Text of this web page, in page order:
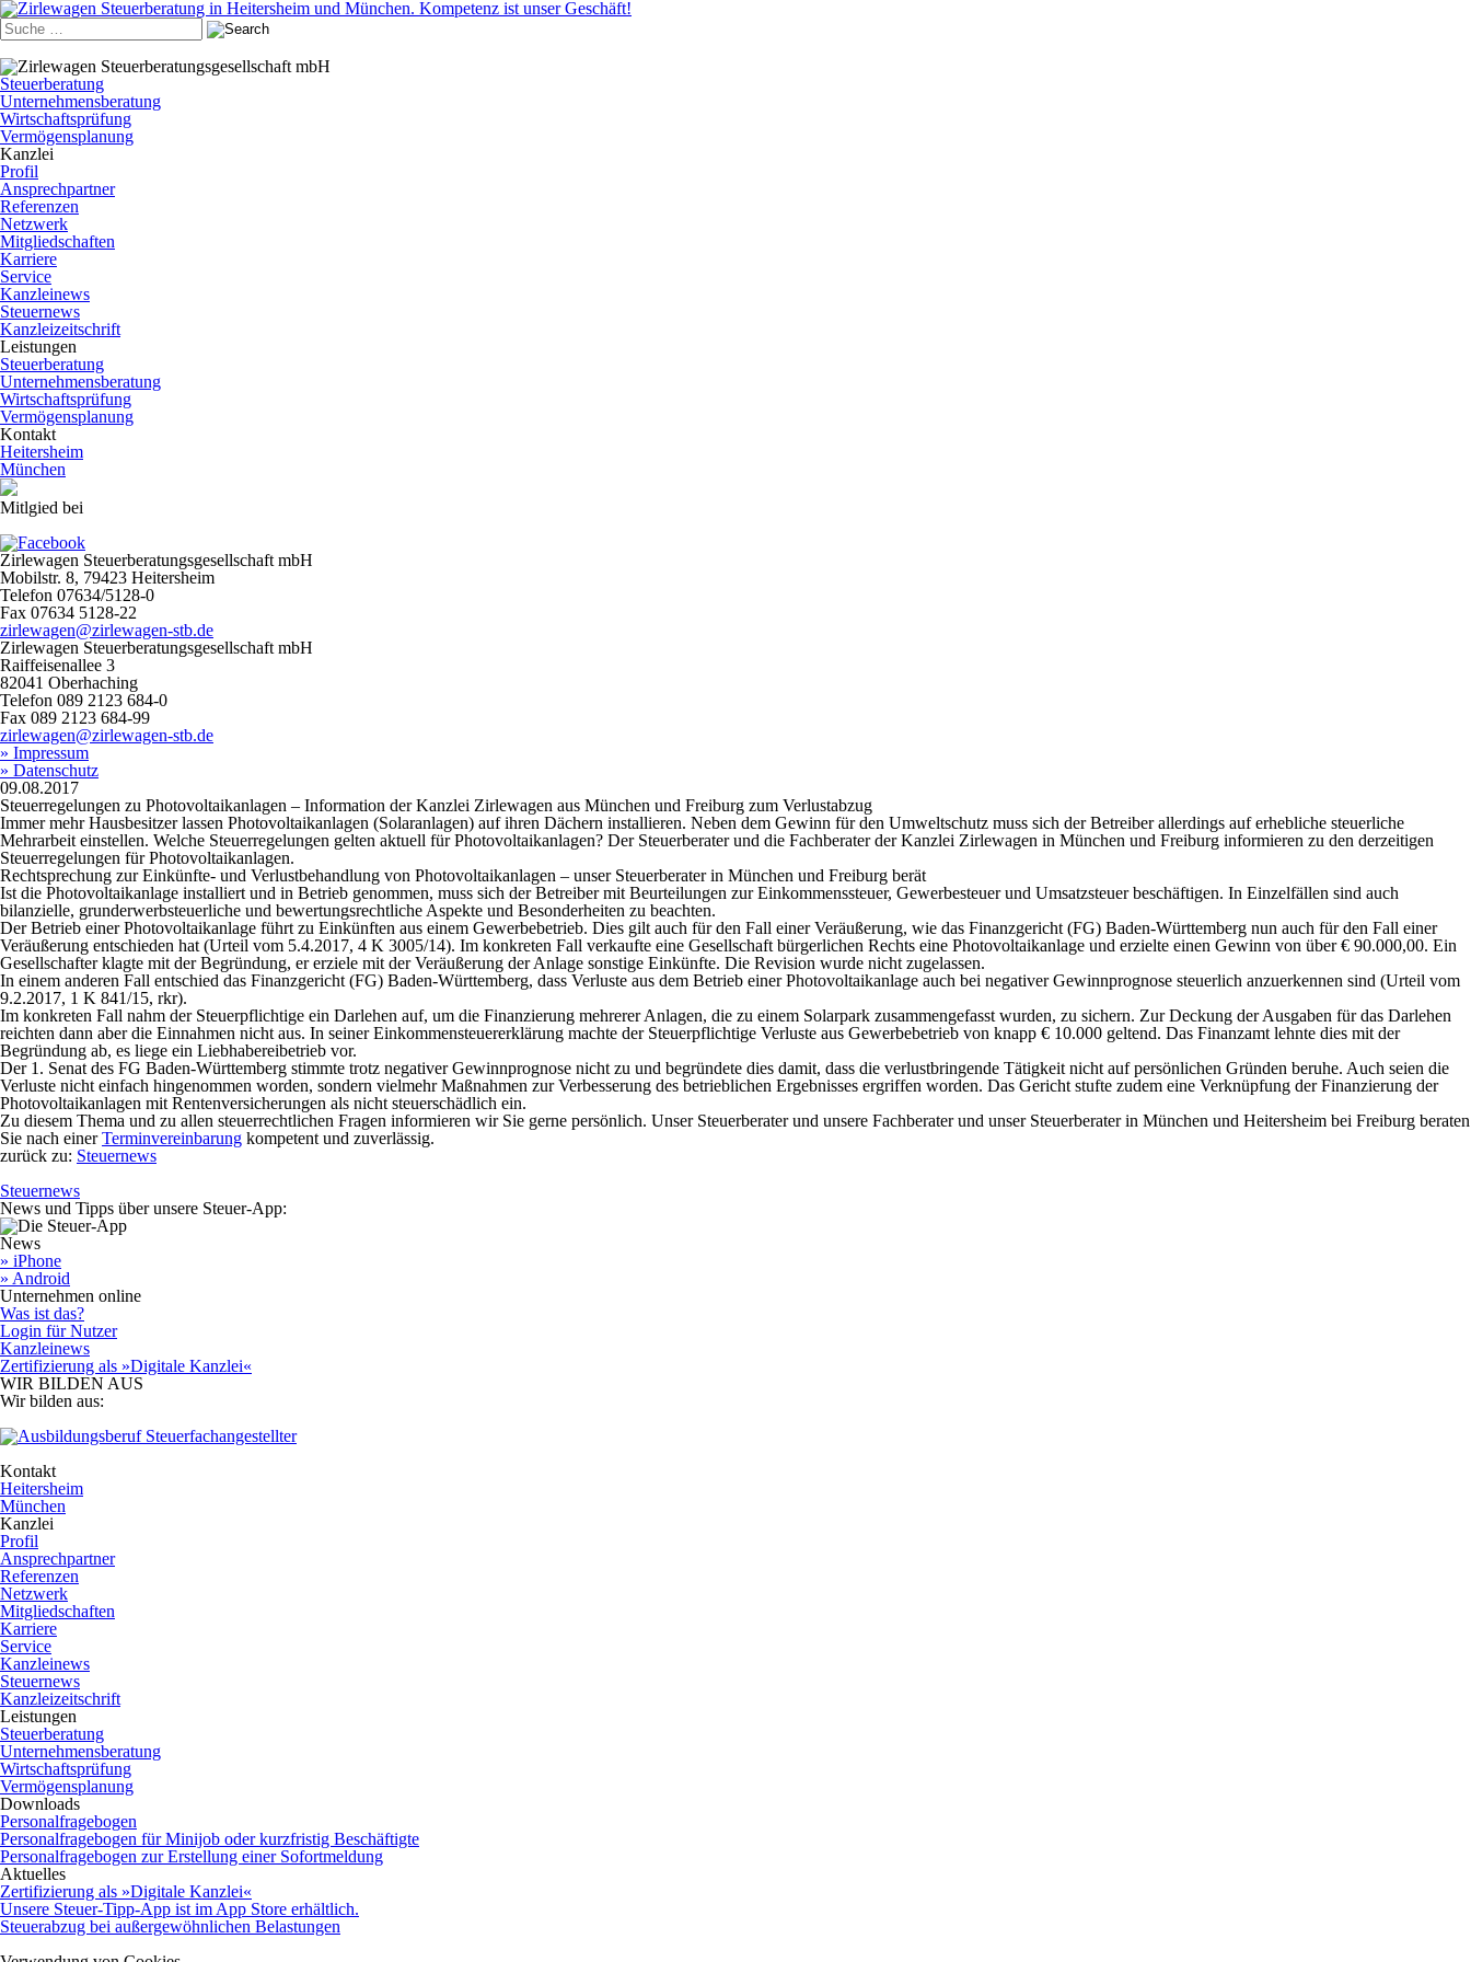
Steuerberatung
Unternehmensberatung
Wirtschaftsprüfung
Vermögensplanung
Kanzlei
Profil
Ansprechpartner
Referenzen
Netzwerk
Mitgliedschaften
Karriere
Service
Kanzleinews
Steuernews
Kanzleizeitschrift
Leistungen
Steuerberatung
Unternehmensberatung
Wirtschaftsprüfung
Vermögensplanung
Kontakt
Heitersheim
München
Mitlgied bei
Zirlewagen Steuerberatungsgesellschaft mbH
Mobilstr. 8, 79423 Heitersheim
Telefon 07634/5128-0
Fax 07634 5128-22
zirlewagen@zirlewagen-stb.de
Zirlewagen Steuerberatungsgesellschaft mbH
Raiffeisenallee 3
82041 Oberhaching
Telefon 089 2123 684-0
Fax 089 2123 684-99
zirlewagen@zirlewagen-stb.de
» Impressum
» Datenschutz
09.08.2017
Steuerregelungen zu Photovoltaikanlagen – Information der Kanzlei Zirlewagen aus München und Freiburg zum Verlustabzug
Immer mehr Hausbesitzer lassen Photovoltaikanlagen (Solaranlagen) auf ihren Dächern installieren. Neben dem Gewinn für den Umweltschutz muss sich der Betreiber allerdings auf erhebliche steuerliche
Mehrarbeit einstellen. Welche Steuerregelungen gelten aktuell für Photovoltaikanlagen? Der Steuerberater und die Fachberater der Kanzlei Zirlewagen in München und Freiburg informieren zu den derzeitigen
Steuerregelungen für Photovoltaikanlagen.
Rechtsprechung zur Einkünfte- und Verlustbehandlung von Photovoltaikanlagen – unser Steuerberater in München und Freiburg berät
Ist die Photovoltaikanlage installiert und in Betrieb genommen, muss sich der Betreiber mit Beurteilungen zur Einkommenssteuer, Gewerbesteuer und Umsatzsteuer beschäftigen. In Einzelfällen sind auch
bilanzielle, grunderwerbsteuerliche und bewertungsrechtliche Aspekte und Besonderheiten zu beachten.
Der Betrieb einer Photovoltaikanlage führt zu Einkünften aus einem Gewerbebetrieb. Dies gilt auch für den Fall einer Veräußerung, wie das Finanzgericht (FG) Baden-Württemberg nun auch für den Fall einer
Veräußerung entschieden hat (Urteil vom 5.4.2017, 4 K 3005/14). Im konkreten Fall verkaufte eine Gesellschaft bürgerlichen Rechts eine Photovoltaikanlage und erzielte einen Gewinn von über € 90.000,00. Ein
Gesellschafter klagte mit der Begründung, er erziele mit der Veräußerung der Anlage sonstige Einkünfte. Die Revision wurde nicht zugelassen.
In einem anderen Fall entschied das Finanzgericht (FG) Baden-Württemberg, dass Verluste aus dem Betrieb einer Photovoltaikanlage auch bei negativer Gewinnprognose steuerlich anzuerkennen sind (Urteil vom
9.2.2017, 1 K 841/15, rkr).
Im konkreten Fall nahm der Steuerpflichtige ein Darlehen auf, um die Finanzierung mehrerer Anlagen, die zu einem Solarpark zusammengefasst wurden, zu sichern. Zur Deckung der Ausgaben für das Darlehen
reichten dann aber die Einnahmen nicht aus. In seiner Einkommensteuererklärung machte der Steuerpflichtige Verluste aus Gewerbebetrieb von knapp € 10.000 geltend. Das Finanzamt lehnte dies mit der
Begründung ab, es liege ein Liebhabereibetrieb vor.
Der 1. Senat des FG Baden-Württemberg stimmte trotz negativer Gewinnprognose nicht zu und begründete dies damit, dass die verlustbringende Tätigkeit nicht auf persönlichen Gründen beruhe. Auch seien die
Verluste nicht einfach hingenommen worden, sondern vielmehr Maßnahmen zur Verbesserung des betrieblichen Ergebnisses ergriffen worden. Das Gericht stufte zudem eine Verknüpfung der Finanzierung der
Photovoltaikanlagen mit Rentenversicherungen als nicht steuerschädlich ein.
Zu diesem Thema und zu allen steuerrechtlichen Fragen informieren wir Sie gerne persönlich. Unser Steuerberater und unsere Fachberater und unser Steuerberater in München und Heitersheim bei Freiburg beraten
Sie nach einerTerminvereinbarung kompetent und zuverlässig.
zurück zu: Steuernews
Steuernews
News und Tipps über unsere Steuer-App:
News
» iPhone
» Android
Unternehmen online
Was ist das?
Login für Nutzer
Kanzleinews
Zertifizierung als »Digitale Kanzlei«
WIR BILDEN AUS
Wir bilden aus:
Kontakt
Heitersheim
München
Kanzlei
Profil
Ansprechpartner
Referenzen
Netzwerk
Mitgliedschaften
Karriere
Service
Kanzleinews
Steuernews
Kanzleizeitschrift
Leistungen
Steuerberatung
Unternehmensberatung
Wirtschaftsprüfung
Vermögensplanung
Downloads
Personalfragebogen
Personalfragebogen für Minijob oder kurzfristig Beschäftigte
Personalfragebogen zur Erstellung einer Sofortmeldung
Aktuelles
Zertifizierung als »Digitale Kanzlei«
Unsere Steuer-Tipp-App ist im App Store erhältlich.
Steuerabzug bei außergewöhnlichen Belastungen